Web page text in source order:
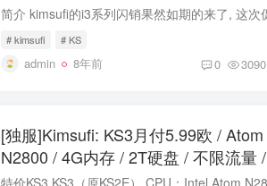
# kimsufi # KS
admin 8年前 0 3090
[独服]Kimsufi: KS3月付5.99欧 / Atom
N2800 / 4G内存 / 2T硬盘 / 不限流量 /
100Mbps / 法国OVH 特价